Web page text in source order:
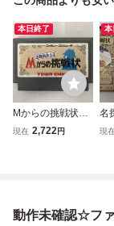
本日終了
Mからの挑戦状
名探偵ホームズ
現在 2,722円
本
名
か
ュ
現在
動作未確認☆フ